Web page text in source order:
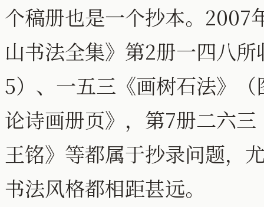
个稿册也是一个抄本。2007
山书法全集》第2册一四八
5）、一五三《画树石法》
论诗画册页》，第7册二六
王铭》等都属于抄录问题，
书法风格都相距甚远。